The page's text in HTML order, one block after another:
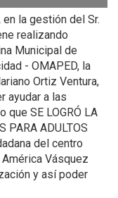
la gestión del Sr.
realizando
Municipal de
- OMAPED, la
Ortiz Ventura,
ayudar a las
SE LOGRÓ LA
PARA ADULTOS
del centro
Vásquez
y así poder